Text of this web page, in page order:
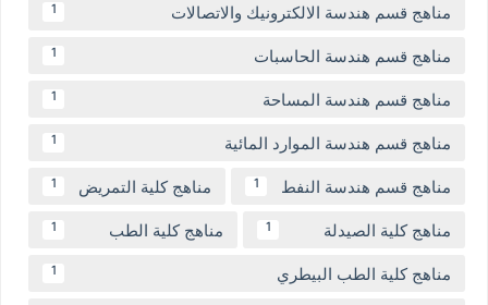
مناهج قسم هندسة الالكترونيك والاتصالات 1
مناهج قسم هندسة الحاسبات 1
مناهج قسم هندسة المساحة 1
مناهج قسم هندسة الموارد المائية 1
مناهج قسم هندسة النفط 1 مناهج كلية التمريض 1
مناهج كلية الصيدلة 1 مناهج كلية الطب 1
مناهج كلية الطب البيطري 1